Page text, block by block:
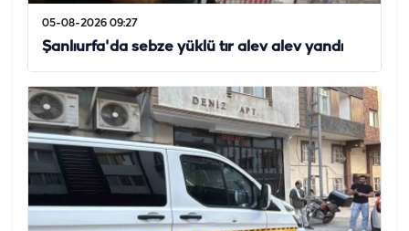
05-08-2026 09:27
Şanlıurfa'da sebze yüklü tır alev alev yandı